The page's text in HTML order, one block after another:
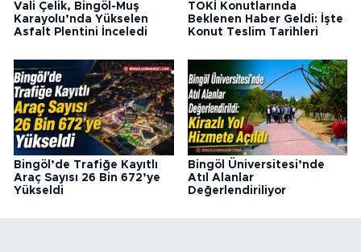
Vali Çelik, Bingöl-Muş
Karayolu’nda Yükselen
Asfalt Plentini İnceledi
TOKİ Konutlarında
Beklenen Haber Geldi: İşte
Konut Teslim Tarihleri
Bingöl’de Trafiğe Kayıtlı
Araç Sayısı 26 Bin 672’ye
Yükseldi
Bingöl Üniversitesi’nde
Atıl Alanlar
Değerlendiriliyor